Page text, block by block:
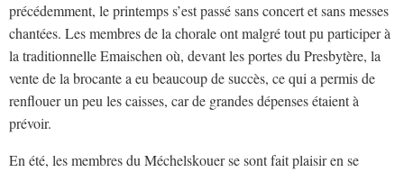
précédemment, le printemps s’est passé sans concert et sans messes
chantées. Les membres de la chorale ont malgré tout pu participer à
la traditionnelle Emaischen où, devant les portes du Presbytère, la
vente de la brocante a eu beaucoup de succès, ce qui a permis de
renflouer un peu les caisses, car de grandes dépenses étaient à
prévoir.
En été, les membres du Méchelskouer se sont fait plaisir en se